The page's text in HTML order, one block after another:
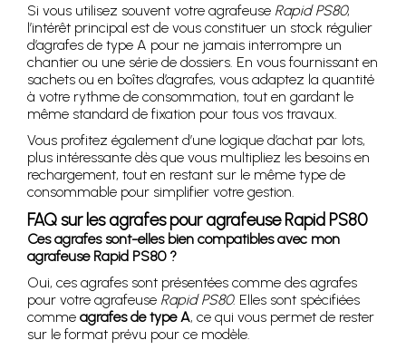
Si vous utilisez souvent votre agrafeuse Rapid PS80,
l’intérêt principal est de vous constituer un stock régulier
d’agrafes de type A pour ne jamais interrompre un
chantier ou une série de dossiers. En vous fournissant en
sachets ou en boîtes d’agrafes, vous adaptez la quantité
à votre rythme de consommation, tout en gardant le
même standard de fixation pour tous vos travaux.
Vous profitez également d’une logique d’achat par lots,
plus intéressante dès que vous multipliez les besoins en
rechargement, tout en restant sur le même type de
consommable pour simplifier votre gestion.
FAQ sur les agrafes pour agrafeuse Rapid PS80
Ces agrafes sont-elles bien compatibles avec mon
agrafeuse Rapid PS80 ?
Oui, ces agrafes sont présentées comme des agrafes
pour votre agrafeuse Rapid PS80. Elles sont spécifiées
comme agrafes de type A, ce qui vous permet de rester
sur le format prévu pour ce modèle.